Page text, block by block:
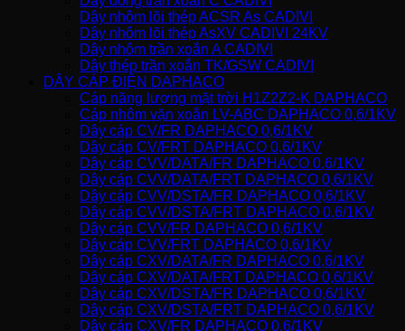
Dây nhôm lõi thép ACSR As CADIVI
Dây nhôm lõi thép AsXV CADIVI 24KV
Dây nhôm trần xoắn A CADIVI
Dây thép trần xoắn TK/GSW CADIVI
DÂY CÁP ĐIỆN DAPHACO
Cáp năng lượng mặt trời H1Z2Z2-K DAPHACO
Cáp nhôm vặn xoắn LV-ABC DAPHACO 0,6/1KV
Dây cáp CV/FR DAPHACO 0,6/1KV
Dây cáp CV/FRT DAPHACO 0,6/1KV
Dây cáp CVV/DATA/FR DAPHACO 0,6/1KV
Dây cáp CVV/DATA/FRT DAPHACO 0,6/1KV
Dây cáp CVV/DSTA/FR DAPHACO 0,6/1KV
Dây cáp CVV/DSTA/FRT DAPHACO 0,6/1KV
Dây cáp CVV/FR DAPHACO 0,6/1KV
Dây cáp CVV/FRT DAPHACO 0,6/1KV
Dây cáp CXV/DATA/FR DAPHACO 0,6/1KV
Dây cáp CXV/DATA/FRT DAPHACO 0,6/1KV
Dây cáp CXV/DSTA/FR DAPHACO 0,6/1KV
Dây cáp CXV/DSTA/FRT DAPHACO 0,6/1KV
Dây cáp CXV/FR DAPHACO 0,6/1KV